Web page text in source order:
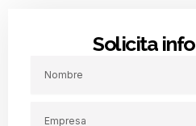
Solicita